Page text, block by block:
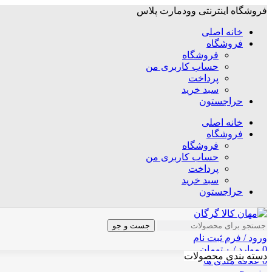
فروشگاه اینترنتی وودمارت پلاس
خانه اصلی
فروشگاه
فروشگاه
حساب کاربری من
پرداخت
سبد خرید
حراجستون
خانه اصلی
فروشگاه
فروشگاه
حساب کاربری من
پرداخت
سبد خرید
حراجستون
جست و جو
ورود / فرم ثبت نام
0 موارد / ۰ تومان
0 علاقه مندی ها
دسته بندی محصولات